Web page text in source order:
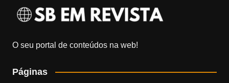
O seu portal de conteúdos na web!
Páginas